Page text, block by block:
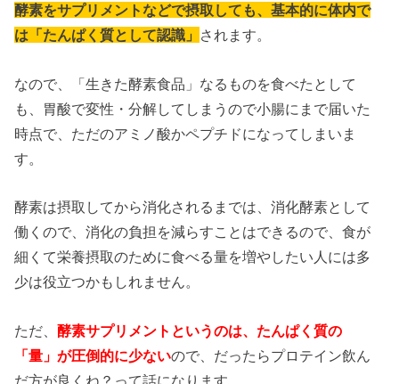
酵素をサプリメントなどで摂取しても、基本的に体内で
は「たんぱく質として認識」 されます。
なので、「生きた酵素食品」なるものを食べたとして
も、胃酸で変性・分解してしまうので小腸にまで届いた
時点で、ただのアミノ酸かペプチドになってしまいま
す。
酵素は摂取してから消化されるまでは、消化酵素として
働くので、消化の負担を減らすことはできるので、食が
細くて栄養摂取のために食べる量を増やしたい人には多
少は役立つかもしれません。
ただ、酵素サプリメントというのは、たんぱく質の
「量」が圧倒的に少ないので、だったらプロテイン飲ん
だ方が良くね？って話になります。